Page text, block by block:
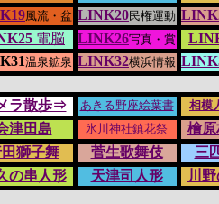
風流・盆 LINK20民権運動
電脳 LINK26写真・賞
温泉鉱泉 LINK32横浜情報
ラ散歩⇒ あきる野座絵葉書 相模
津田島 氷川神社鎮花祭
檜
獅子舞
菅生歌舞伎
三
の串人形
天津司人形 川